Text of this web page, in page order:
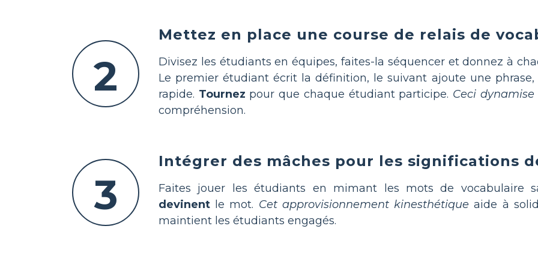
2
Mettez en place une course de relais de
Divisez les étudiants en équipes, faites-la séquencer et donnez à
Le premier étudiant écrit la définition, le suivant ajoute une
rapide. Tournez pour que chaque étudiant participe. Ceci
compréhension.
3
Intégrer des mâches pour les significations
Faites jouer les étudiants en mimant les mots de vocabulaire
devinent le mot. Cet approvisionnement kinesthétique aide à
maintient les étudiants engagés.